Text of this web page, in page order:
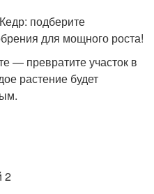
подберите
для мощного роста!
— превратите участок в
растение будет
2